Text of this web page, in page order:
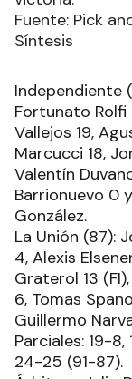
Fuente: Pick
Síntesis
Independiente
Fortunato Rolfi
Vallejos 19,
Marcucci 18,
Valentín
Barrionuevo 0
González.
La Unión (87):
4, Alexis
Graterol 13
6, Tomas
Guillermo
Parciales: 19-
24-25 (91-87).